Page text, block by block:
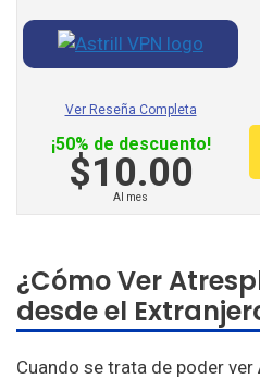
Identity Cloaker
Bullet Vpn
Ver Reseña Completa
¡50% de descuento!
$10.00
Al mes
¿Cómo Ver
desde el
Cuando se trata de poder ver